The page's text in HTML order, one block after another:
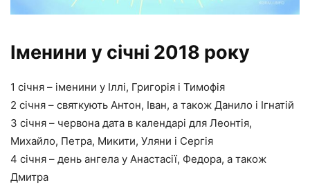
Іменини у січні 2018 року
1 січня – іменини у Іллі, Григорія і Тимофія
2 січня – святкують Антон, Іван, а також Данило і Ігнатій
3 січня – червона дата в календарі для Леонтія,
Михайло, Петра, Микити, Уляни і Сергія
4 січня – день ангела у Анастасії, Федора, а також
Дмитра